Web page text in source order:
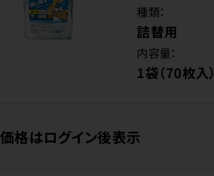
種類：
詰替用
内容量：
1袋（70枚入）
価格はログイン後表示